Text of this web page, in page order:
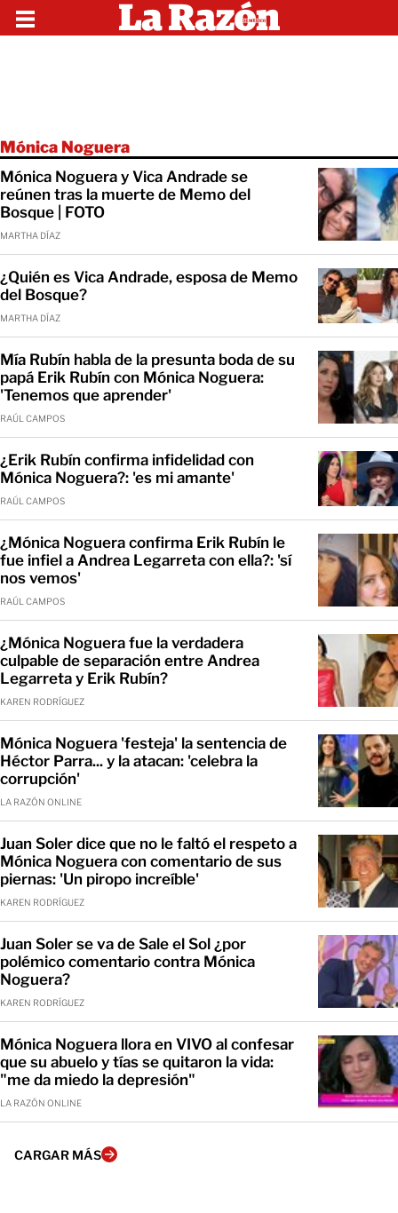
Mónica Noguera
Mónica Noguera y Vica Andrade se
reúnen tras la muerte de Memo del
Bosque | FOTO
MARTHA DÍAZ
¿Quién es Vica Andrade, esposa de Memo
del Bosque?
MARTHA DÍAZ
Mía Rubín habla de la presunta boda de su
papá Erik Rubín con Mónica Noguera:
'Tenemos que aprender'
RAÚL CAMPOS
¿Erik Rubín confirma infidelidad con
Mónica Noguera?: 'es mi amante'
RAÚL CAMPOS
¿Mónica Noguera confirma Erik Rubín le
fue infiel a Andrea Legarreta con ella?: 'sí
nos vemos'
RAÚL CAMPOS
¿Mónica Noguera fue la verdadera
culpable de separación entre Andrea
Legarreta y Erik Rubín?
KAREN RODRÍGUEZ
Mónica Noguera 'festeja' la sentencia de
Héctor Parra... y la atacan: 'celebra la
corrupción'
LA RAZÓN ONLINE
Juan Soler dice que no le faltó el respeto a
Mónica Noguera con comentario de sus
piernas: 'Un piropo increíble'
KAREN RODRÍGUEZ
Juan Soler se va de Sale el Sol ¿por
polémico comentario contra Mónica
Noguera?
KAREN RODRÍGUEZ
Mónica Noguera llora en VIVO al confesar
que su abuelo y tías se quitaron la vida:
"me da miedo la depresión"
LA RAZÓN ONLINE
CARGAR MÁS